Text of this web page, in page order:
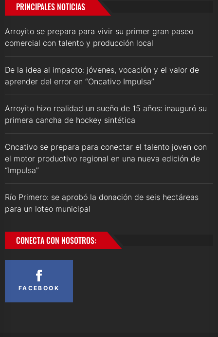
PRINCIPALES NOTICIAS
Arroyito se prepara para vivir su primer gran paseo
comercial con talento y producción local
De la idea al impacto: jóvenes, vocación y el valor de
aprender del error en “Oncativo Impulsa”
Arroyito hizo realidad un sueño de 15 años: inauguró su
primera cancha de hockey sintética
Oncativo se prepara para conectar el talento joven con
el motor productivo regional en una nueva edición de
“Impulsa”
Río Primero: se aprobó la donación de seis hectáreas
para un loteo municipal
CONECTA CON NOSOTROS:
FACEBOOK